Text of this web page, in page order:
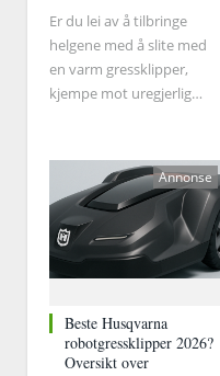
Er du lei av å tilbringe
helgene med å slite med
en varm gressklipper,
kjempe mot uregjerlig
Beste Husqvarna
robotgressklipper 2026?
Oversikt over
Annonse